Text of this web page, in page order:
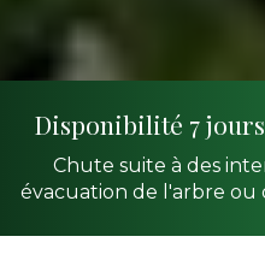
Disponibilité 7
Chute suite à des
évacuation de l'arbre ou